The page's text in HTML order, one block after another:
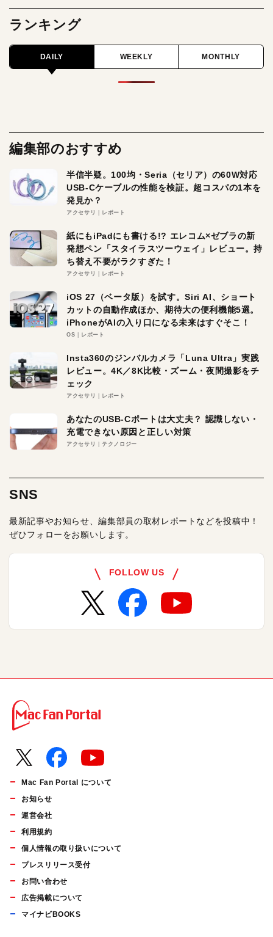
ランキング
DAILY WEEKLY MONTHLY
編集部のおすすめ
半信半疑。100均・Seria（セリア）の60W対応
USB-Cケーブルの性能を検証。超コスパの1本を
発見か？
アクセサリ レポート
紙にもiPadにも書ける!? エレコム×ゼブラの新
発想ペン「スタイラスツーウェイ」レビュー。持
ち替え不要がラクすぎた！
アクセサリ レポート
iOS 27（ベータ版）を試す。Siri AI、ショート
カットの自動作成ほか、期待大の便利機能5選。
iPhoneがAIの入り口になる未来はすぐそこ！
OS レポート
Insta360のジンバルカメラ「Luna Ultra」実践
レビュー。4K／8K比較・ズーム・夜間撮影をチ
ェック
アクセサリ レポート
あなたのUSB-Cポートは大丈夫？ 認識しない・
充電できない原因と正しい対策
アクセサリ テクノロジー
SNS
最新記事やお知らせ、編集部員の取材レポートなどを投稿中！
ぜひフォローをお願いします。
FOLLOW US
Mac Fan Portal について
お知らせ
運営会社
利用規約
個人情報の取り扱いについて
プレスリリース受付
お問い合わせ
広告掲載について
マイナビBOOKS